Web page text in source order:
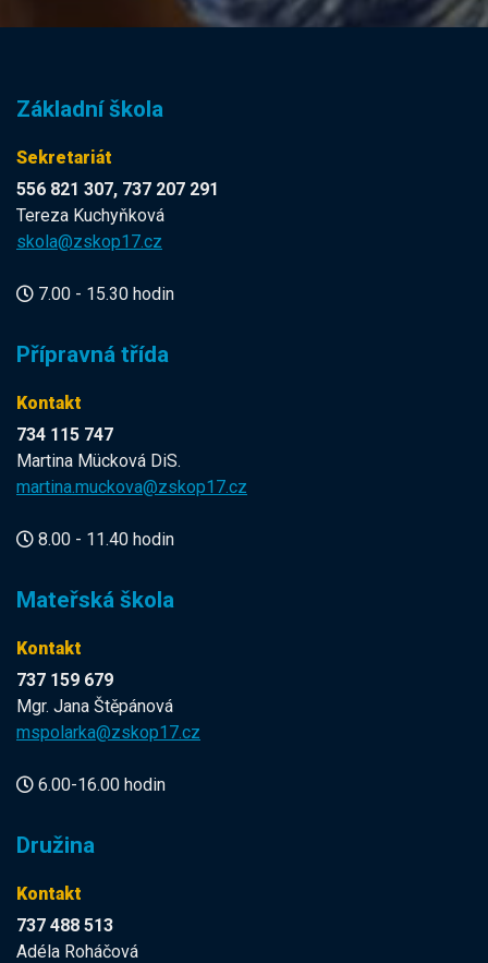
Základní škola
Sekretariát
556 821 307, 737 207 291
Tereza Kuchyňková
skola@zskop17.cz
7.00 - 15.30 hodin
Přípravná třída
Kontakt
734 115 747
Martina Mücková DiS.
martina.muckova@zskop17.cz
8.00 - 11.40 hodin
Mateřská škola
Kontakt
737 159 679
Mgr. Jana Štěpánová
mspolarka@zskop17.cz
6.00-16.00 hodin
Družina
Kontakt
737 488 513
Adéla Roháčová